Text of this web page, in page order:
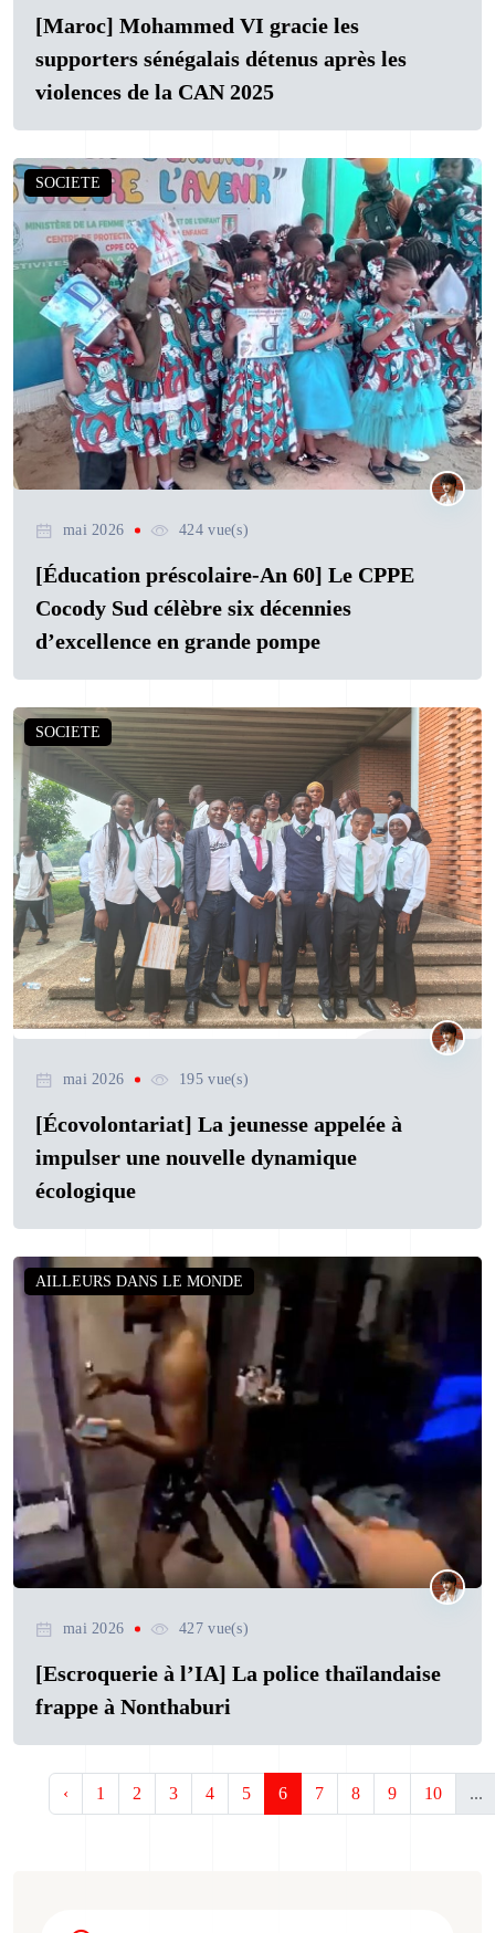
[Maroc] Mohammed VI gracie les
supporters sénégalais détenus après les
violences de la CAN 2025
SOCIETE
mai 2026 424 vue(s)
[Éducation préscolaire-An 60] Le CPPE
Cocody Sud célèbre six décennies
d’excellence en grande pompe
SOCIETE
mai 2026 195 vue(s)
[Écovolontariat] La jeunesse appelée à
impulser une nouvelle dynamique
écologique
AILLEURS DANS LE MONDE
mai 2026 427 vue(s)
[Escroquerie à l’IA] La police thaïlandaise
frappe à Nonthaburi
‹ 1 2 3 4 5 6 7 8 9 10 ...